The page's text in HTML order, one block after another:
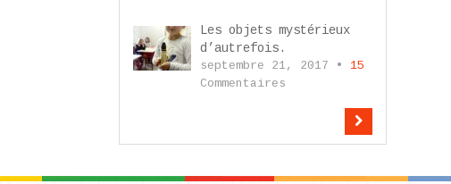
Les objets mystérieux
d’autrefois.
septembre 21, 2017 • 15
Commentaires